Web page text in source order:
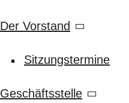
Der Vorstand
Sitzungstermine
Geschäftsstelle